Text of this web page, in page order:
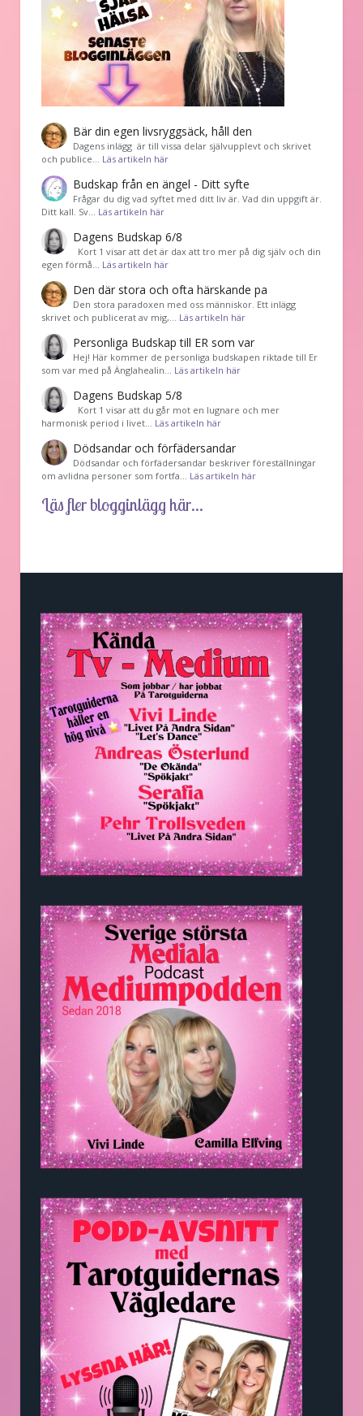
Bär din egen livsryggsäck, håll den
Dagens inlägg är till vissa delar självupplevt och skrivet
och publice… Läs artikeln här
Budskap från en ängel - Ditt syfte
Frågar du dig vad syftet med ditt liv är. Vad din uppgift är.
Ditt kall. Sv… Läs artikeln här
Dagens Budskap 6/8
Kort 1 visar att det är dax att tro mer på dig själv och din
egen förmå… Läs artikeln här
Den där stora och ofta härskande pa
Den stora paradoxen med oss människor. Ett inlägg
skrivet och publicerat av mig,… Läs artikeln här
Personliga Budskap till ER som var
Hej! Här kommer de personliga budskapen riktade till Er
som var med på Änglahealin… Läs artikeln här
Dagens Budskap 5/8
Kort 1 visar att du går mot en lugnare och mer
harmonisk period i livet… Läs artikeln här
Dödsandar och förfädersandar
Dödsandar och förfädersandar beskriver föreställningar
om avlidna personer som fortfa… Läs artikeln här
Läs fler blogginlägg här...